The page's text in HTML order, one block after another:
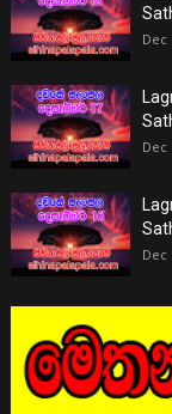
Dec
Dec
Dec